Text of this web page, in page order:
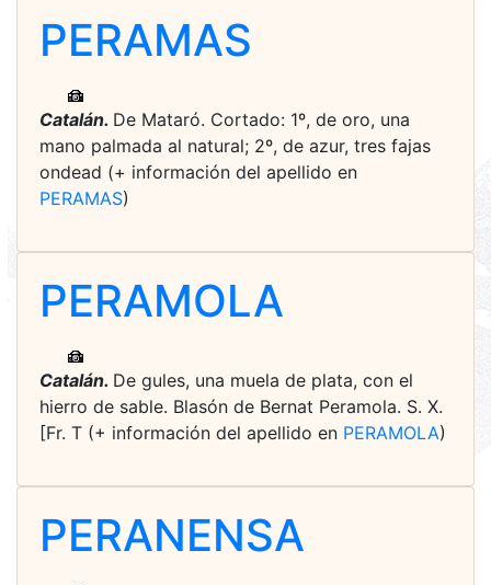
PERAMAS
Catalán. De Mataró. Cortado: 1º, de oro, una
mano palmada al natural; 2º, de azur, tres fajas
ondead (+ información del apellido en
PERAMAS)
PERAMOLA
Catalán. De gules, una muela de plata, con el
hierro de sable. Blasón de Bernat Peramola. S. X.
[Fr. T (+ información del apellido en PERAMOLA)
PERANENSA